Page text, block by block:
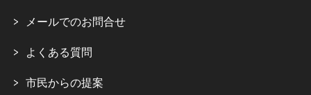
メールでのお問合せ
よくある質問
市民からの提案